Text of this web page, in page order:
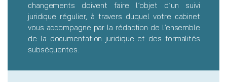
changements doivent faire l’objet d’un suivi
juridique régulier, à travers duquel votre cabinet
vous accompagne par la rédaction de l’ensemble
de la documentation juridique et des formalités
subséquentes.